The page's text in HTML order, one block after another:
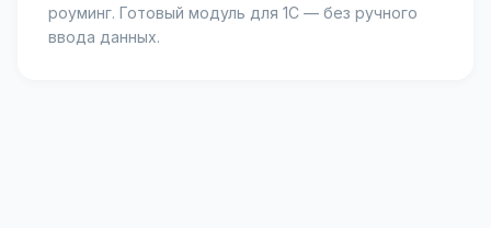
роуминг. Готовый модуль для 1С — без ручного
ввода данных.